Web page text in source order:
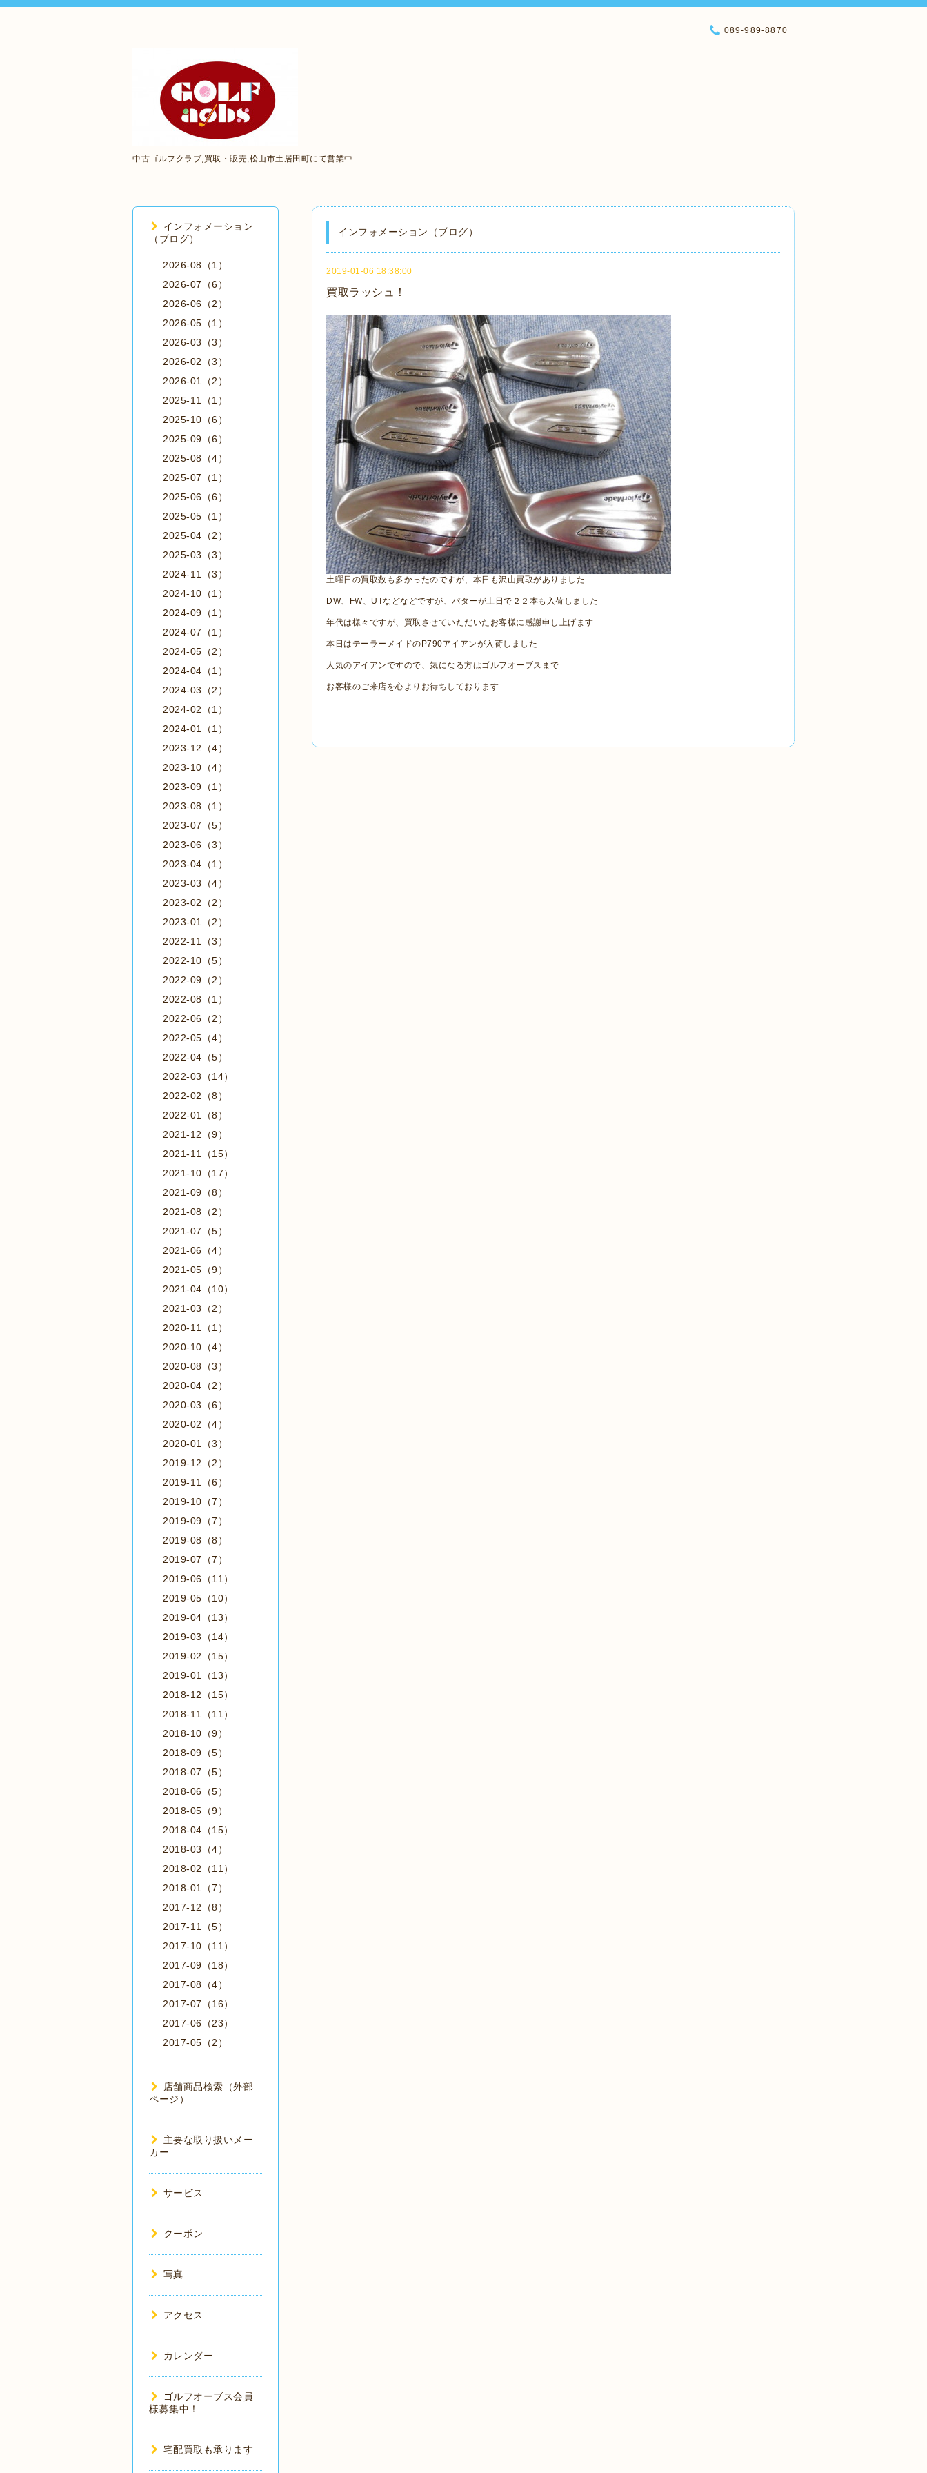
中古ゴルフクラブ,買取・販売,松山市土居田町にて営業中
089-989-8870
インフォメーション（ブログ）
2019-01-06 18:38:00
買取ラッシュ！
土曜日の買取数も多かったのですが、本日も沢山買取がありました
DW、FW、UTなどなどですが、パターが土日で２２本も入荷しました
年代は様々ですが、買取させていただいたお客様に感謝申し上げます
本日はテーラーメイドのP790アイアンが入荷しました
人気のアイアンですので、気になる方はゴルフオーブスまで
お客様のご来店を心よりお待ちしております
インフォメーション
（ブログ）
2026-08（1）
2026-07（6）
2026-06（2）
2026-05（1）
2026-03（3）
2026-02（3）
2026-01（2）
2025-11（1）
2025-10（6）
2025-09（6）
2025-08（4）
2025-07（1）
2025-06（6）
2025-05（1）
2025-04（2）
2025-03（3）
2024-11（3）
2024-10（1）
2024-09（1）
2024-07（1）
2024-05（2）
2024-04（1）
2024-03（2）
2024-02（1）
2024-01（1）
2023-12（4）
2023-10（4）
2023-09（1）
2023-08（1）
2023-07（5）
2023-06（3）
2023-04（1）
2023-03（4）
2023-02（2）
2023-01（2）
2022-11（3）
2022-10（5）
2022-09（2）
2022-08（1）
2022-06（2）
2022-05（4）
2022-04（5）
2022-03（14）
2022-02（8）
2022-01（8）
2021-12（9）
2021-11（15）
2021-10（17）
2021-09（8）
2021-08（2）
2021-07（5）
2021-06（4）
2021-05（9）
2021-04（10）
2021-03（2）
2020-11（1）
2020-10（4）
2020-08（3）
2020-04（2）
2020-03（6）
2020-02（4）
2020-01（3）
2019-12（2）
2019-11（6）
2019-10（7）
2019-09（7）
2019-08（8）
2019-07（7）
2019-06（11）
2019-05（10）
2019-04（13）
2019-03（14）
2019-02（15）
2019-01（13）
2018-12（15）
2018-11（11）
2018-10（9）
2018-09（5）
2018-07（5）
2018-06（5）
2018-05（9）
2018-04（15）
2018-03（4）
2018-02（11）
2018-01（7）
2017-12（8）
2017-11（5）
2017-10（11）
2017-09（18）
2017-08（4）
2017-07（16）
2017-06（23）
2017-05（2）
店舗商品検索（外部
ページ）
主要な取り扱いメー
カー
サービス
クーポン
写真
アクセス
カレンダー
ゴルフオーブス会員
様募集中！
宅配買取も承ります